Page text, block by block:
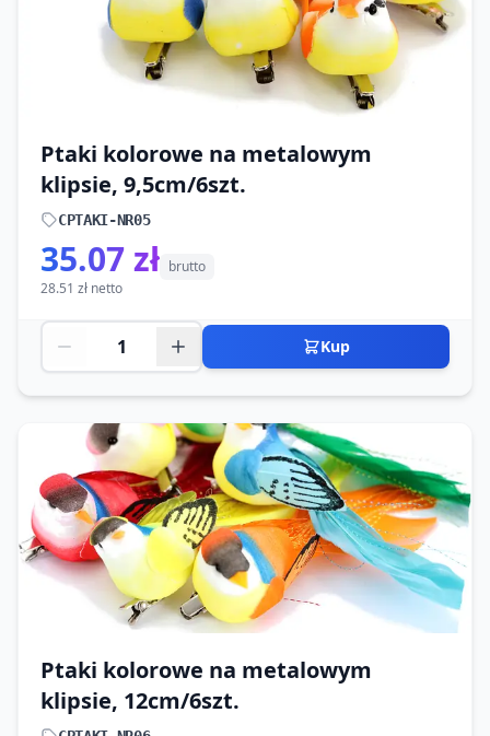
Ptaki kolorowe na metalowym
klipsie, 9,5cm/6szt.
CPTAKI-NR05
35.07 zł brutto
28.51 zł netto
Kup
Ptaki kolorowe na metalowym
klipsie, 12cm/6szt.